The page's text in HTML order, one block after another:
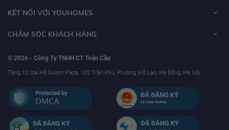
KẾT NỐI VỚI YOUHOMES
CHĂM SÓC KHÁCH HÀNG
© 2026 - Công Ty TNHH CT Toàn Cầu
Tầng 12 toà Hồ Gươm Plaza, 102 Trần Phú, Phường Mộ Lao, Hà Đông, Hà Nội